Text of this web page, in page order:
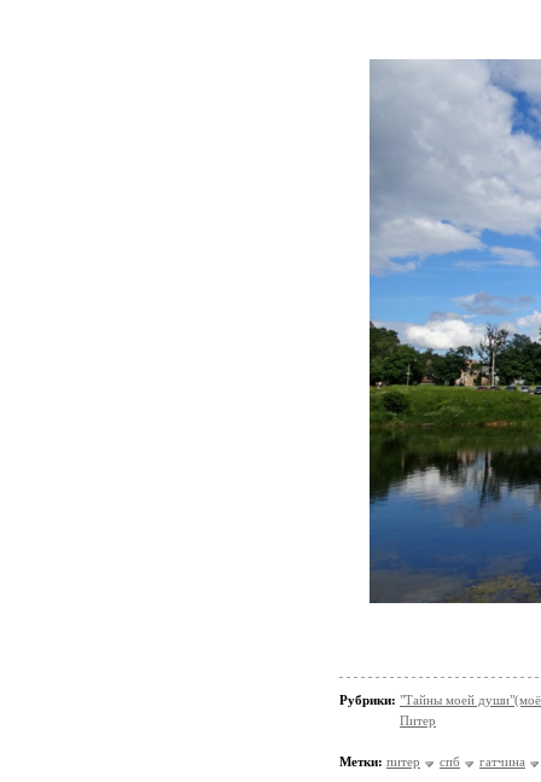
Рубрики: "Тайны моей души"(моё
Питер
Метки: питер спб гатчина